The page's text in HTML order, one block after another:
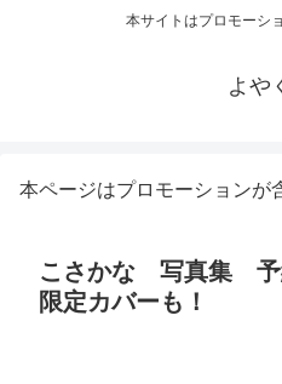
本サイトはプロモーシ
よや
本ページはプロモーションが
こさかな 写真集
限定カバーも！